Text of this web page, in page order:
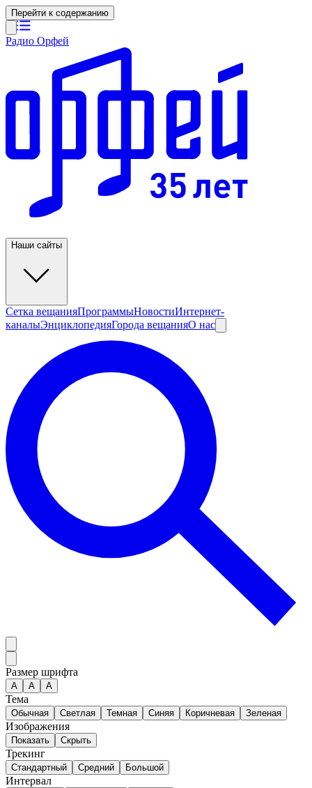
Перейти к содержанию
Радио Орфей
Наши сайты
Сетка вещанияПрограммыНовостиИнтернет-
каналыЭнциклопедияГорода вещанияО нас
Размер шрифта
А A A
Тема
Обычная Светлая Темная Синяя Коричневая Зеленая
Изображения
Показать Скрыть
Трекинг
Стандартный Средний Большой
Интервал